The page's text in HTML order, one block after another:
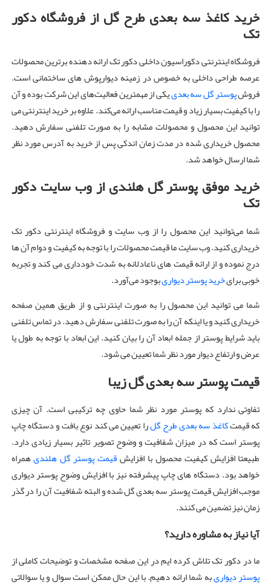
خرید کاغذ سه بعدی طرح گل از فروشگاه دکور
تک
فروشگاه اینترنتی دکوراسیون داخلی دکور تک ارائه دهنده برترین محصولات
عرصه‌ طراحی داخلی به خصوص در زمینه دیوارپوش های ساختمانی است.
فروشپوستر گل سه بعدییکی از مهمترین فعالیت‌های این شرکت بوده و آن
را با کیفیت بسیار زیاد و قیمت مناسب ارائه می‌کند. علاوه بر خرید اینترنتی می
توانید این محصول و محصولات مشابه را به صورت تلفنی سفارش دهید.
محصول خریداری شده در مدت زمان اندکی پس از خرید به آدرس مورد نظر
شما ارسال خواهد شد.
خرید موفق پوستر گل هلندی از وب سایت دکور
تک
شما می‌توانید این محصول را از وب سایت و فروشگاه اینترنتی دکور تک
خریداری کنید. وب سایت ما قیمت محصولات را با توجه به کیفیت و دوام آن ها
درج نموده و از ارائه قیمت های ناعادلانه به شدت خودداری می کند و تجربه
خوبی برایخرید پوستر دیواریبوجود می‌آورد.
شما می توانید این محصول را به صورت اینترنتی و از طریق همین صفحه
خریداری کنید و یا اینکه آن را به صورت تلفنی سفارش دهید. در تماس تلفنی
باید شرایط پوستر از جمله ابعاد آن را بیان کنید. این ابعاد با توجه به طول یا
عرض و ارتفاع دیوار مورد نظر شما تعیین می شود.
قیمت پوستر سه بعدی گل زیبا
تفاوتی ندارد که پوستر مورد نظر شما حاوی چه ترکیبی است. آن چیزی
که قیمتکاغذ سه بعدی طرح گلرا تعیین می کند نوع بافت و دستگاه چاپ
پوستر است که در میزان شفافیت و وضوح تصویر تاثیر بسیار زیادی دارد.
طبیعتا افزایش کیفیت محصول با افزایشقیمت پوستر گل هلندیهمراه
خواهد بود. دستگاه های چاپ پیشرفته نیز با افزایش وضوح پوستر دیواری
موجب افزایش قیمت پوستر سه بعدی گل شده و البته شفافیت آن را در گذر
زمان نیز تضمین می کنند.
آیا نیاز به مشاوره دارید؟
ما در دکور تک تلاش کرده ایم در این صفحه مشخصات و توضیحات کاملی از
پوستر دیواریبه شما ارائه دهیم. با این حال ممکن است سوال و یا سوالاتی